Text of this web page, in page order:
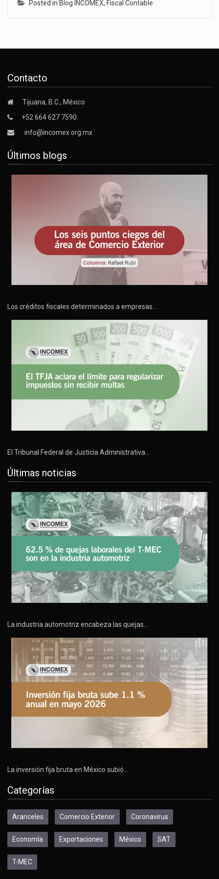
Posted in Blog INCOMEX, Fiscal Contable
Contacto
Tijuana, B.C., México
+52 664 627 7590
info@incomex.org.mx
Últimos blogs
Los créditos fiscales determinados a empresas…
El Tribunal Federal de Justicia Administrativa…
Últimas noticias
La industria automotriz encabeza las quejas…
La inversión fija bruta en México subió…
Categorías
Aranceles Comercio Exterior Coronavirus
Economía Exportaciones México SAT
T-MEC